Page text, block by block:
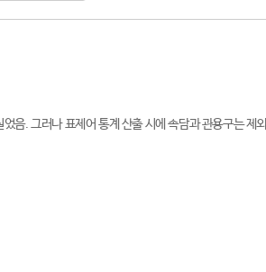
음. 그러나 표제어 통계 산출 시에 속담과 관용구는 제외